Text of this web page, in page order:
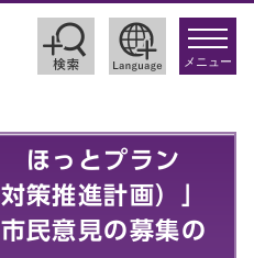
toggle
メニュー
ほっとプラン
策推進計画）」
民意見の募集の